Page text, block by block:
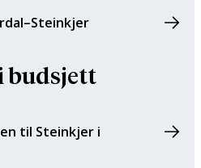
budsjett
til Steinkjer i